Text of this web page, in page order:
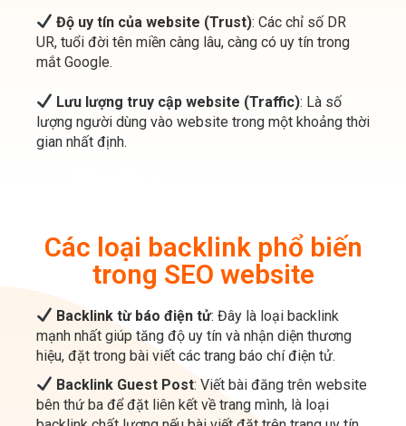
Lưu lượng truy cập website (Traffic): Là số
lượng người dùng vào website trong một khoảng thời
Backlink từ báo điện tử: Đây là loại backlink
mạnh nhất giúp tăng độ uy tín và nhận diện thương
Backlink Guest Post: Viết bài đăng trên website
bên thứ ba để đặt liên kết về trang mình, là loại
và liên quan lĩnh vực.
Backlink từ mạng xã hội, diễn đàn: Xuất hiện